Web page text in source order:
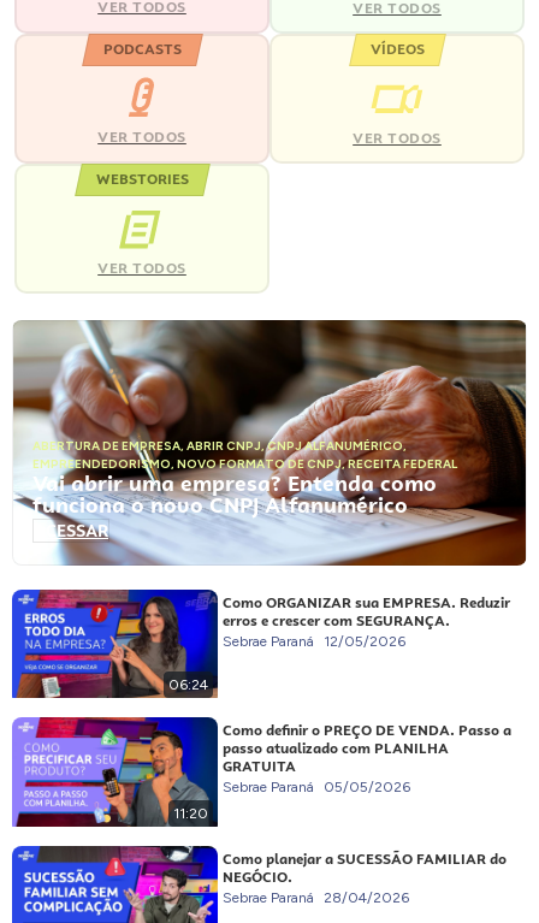
VER TODOS VER TODOS
PODCASTS
VER TODOS
VÍDEOS
VER TODOS
WEBSTORIES
VER TODOS
ABERTURA DE EMPRESA, ABRIR CNPJ,CNPJ ALFANUMÉRICO,
EMPREENDEDORISMO, NOVO FORMATO DE CNPJ,RECEITA FEDERAL
Vai abrir uma empresa? Entenda como
funciona o novo CNPJ Alfanumérico
ACESSAR
06:24
Como ORGANIZAR sua EMPRESA. Reduzir
erros e crescer com SEGURANÇA.
Sebrae Paraná 12/05/2026
11:20
Como definir o PREÇO DE VENDA. Passo a
passo atualizado com PLANILHA
GRATUITA
Sebrae Paraná 05/05/2026
Como planejar a SUCESSÃO FAMILIAR do
NEGÓCIO.
Sebrae Paraná 28/04/2026